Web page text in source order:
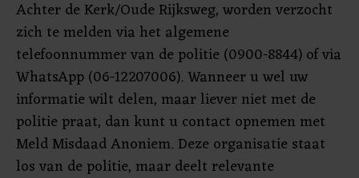
Achter de Kerk/Oude Rijksweg, worden verzocht
zich te melden via het algemene
telefoonnummer van de politie (0900-8844) of via
WhatsApp (06-12207006). Wanneer u wel uw
informatie wilt delen, maar liever niet met de
politie praat, dan kunt u contact opnemen met
Meld Misdaad Anoniem. Deze organisatie staat
los van de politie, maar deelt relevante